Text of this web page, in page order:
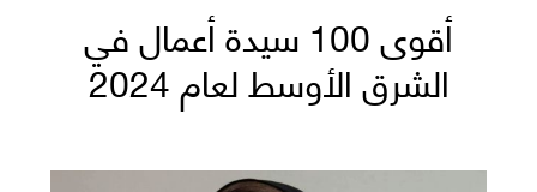
أقوى 100 سيدة أعمال في
الشرق الأوسط لعام 2024